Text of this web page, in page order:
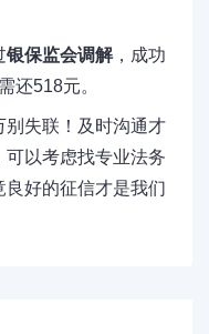
银保监会调解，成功
还518元。
别失联！及时沟通才
以考虑找专业法务
良好的征信才是我们